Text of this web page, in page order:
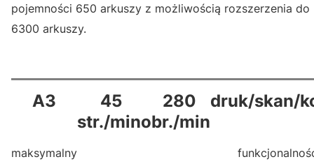
pojemności 650 arkuszy z możliwością rozszerzenia do
6300 arkuszy.
A3
maksymalny
45
str./min
280
obr./min
druk/skan/